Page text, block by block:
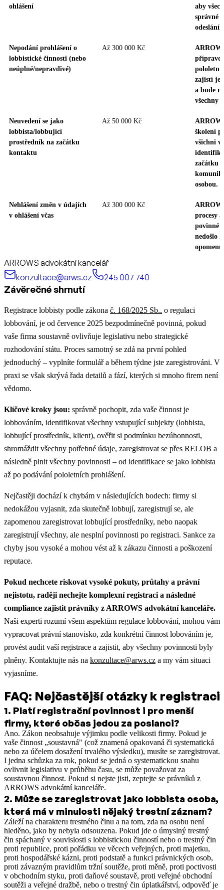
ohlášení
aby
správné
Nepodání prohlášení o
lobbistické činnosti (nebo
neúplné/nepravdivé)
Až 300 000 Kč
zajistí
a bude
všechny
Neuvedení se jako
lobbista/lobbující
prostředník na začátku
kontaktu
Až 50 000 Kč
školení
všichni
začátku
osobou.
Nehlášení změn v údajích
v ohlášení včas
Až 300 000 Kč
procesy
povinné
nedošlo
ARROWS advokátní kancelář
konzultace@arws.cz
245 007 740
Závěrečné shrnutí
Registrace lobbisty podle zákona č. 168/2025 Sb., o regulaci
lobbování, je od července 2025 bezpodmínečně povinná, pokud
vaše firma soustavně ovlivňuje legislativu nebo strategické
rozhodování státu. Proces samotný se zdá na první pohled
jednoduchý – vyplníte formulář a během týdne jste zaregistrováni. V
praxi se však skrývá řada detailů a fází, kterých si mnoho firem není
vědomo.
Klíčové kroky jsou: správně pochopit, zda vaše činnost je
lobbováním, identifikovat všechny vstupující subjekty (lobbista,
lobbující prostředník, klient), ověřit si podmínku bezúhonnosti,
shromáždit všechny potřebné údaje, zaregistrovat se přes RELOB a
následně plnit všechny povinnosti – od identifikace se jako lobbista
až po podávání pololetních prohlášení.
Nejčastěji dochází k chybám v následujících bodech: firmy si
nedokážou vyjasnit, zda skutečně lobbují, zaregistrují se, ale
zapomenou zaregistrovat lobbující prostředníky, nebo naopak
zaregistrují všechny, ale nesplní povinnosti po registraci. Sankce za
chyby jsou vysoké a mohou vést až k zákazu činnosti a poškození
reputace.
Pokud nechcete riskovat vysoké pokuty, průtahy a právní
nejistotu, raději nechejte komplexní registraci a následné
compliance zajistit právníky z ARROWS advokátní kanceláře.
Naši experti rozumí všem aspektům regulace lobbování, mohou vám
vypracovat právní stanovisko, zda konkrétní činnost lobováním je,
provést audit vaší registrace a zajistit, aby všechny povinnosti byly
plněny. Kontaktujte nás na konzultace@arws.cz a my vám situaci
vyjasníme.
FAQ: Nejčastější otázky k registraci
1. Platí registrační povinnost i pro menší
firmy, které občas jedou za poslanci?
Ano. Zákon neobsahuje výjimku podle velikosti firmy. Pokud je
vaše činnost „soustavná" (což znamená opakovaná či systematická
nebo za účelem dosažení trvalého výsledku), musíte se zaregistrovat.
I jedna schůzka za rok, pokud se jedná o systematickou snahu
ovlivnit legislativu v průběhu času, se může považovat za
soustavnou činnost. Pokud si nejste jisti, zeptejte se právníků z
ARROWS advokátní kanceláře.
2. Může se zaregistrovat jako lobbista osoba,
která má v minulosti nějaký trestní záznam?
Záleží na charakteru trestného činu a na tom, zda na osobu není
hleděno, jako by nebyla odsouzena. Pokud jde o úmyslný trestný
čin spáchaný v souvislosti s lobbistickou činností nebo o trestný čin
proti republice, proti pořádku ve věcech veřejných, proti majetku,
proti hospodářské kázni, proti podstatě a funkci právnických osob,
proti závazným pravidlům tržní soutěže, proti měně, proti poctivosti
v obchodním styku, proti daňové soustavě, proti veřejné obchodní
soutěži a veřejné dražbě, nebo o trestný čin úplatkářství, odpověď je